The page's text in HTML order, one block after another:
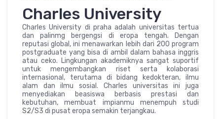
Charles University
Charles University di praha adalah universitas tertua
dan palinmg bergengsi di eropa tengah. Dengan
reputasi global, ini menawarkan lebih dari 200 program
postgraduate yang bisa di ambil dalam bahasa inggris
atau ceko. Lingkungan akademiknya sangat suportif
untuk mengembangkan riset serta kolaborasi
internasional, terutama di bidang kedokteran, ilmu
alam dan ilmu sosial. Charles universitas ini juga
menyediakan beasiswa berbasis prestasi dan
kebutuhan, membuat impianmu menempuh studi
S2/S3 di pusat eropa semakin terjangkau.